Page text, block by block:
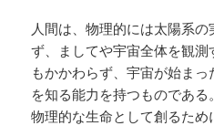
人間は、物理的には太陽系
ず、ましてや宇宙全体を観
もかかわらず、宇宙が始ま
を知る能力を持つものであ
物理的な生命として創るため